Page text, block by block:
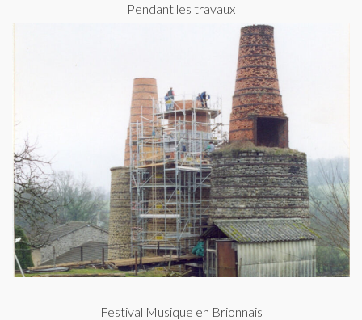
Pendant les travaux
Festival Musique en Brionnais